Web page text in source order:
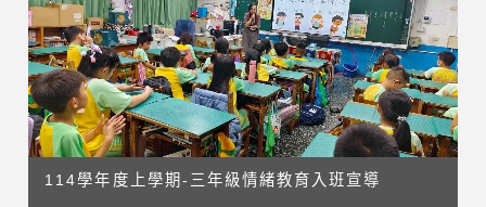
114學年度上學期-三年級情緒教育入班宣導